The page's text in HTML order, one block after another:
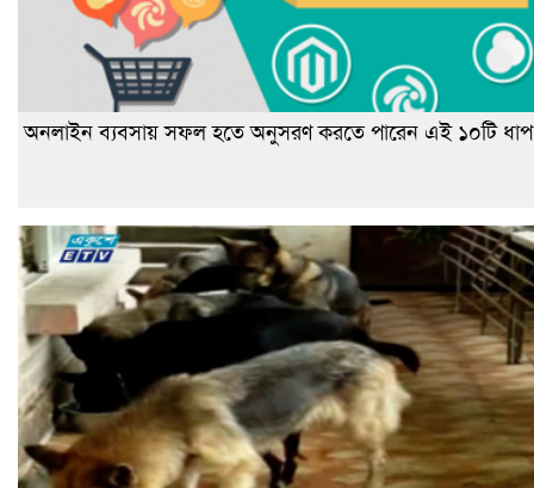
অনলাইন ব্যবসায় সফল হতে অনুসরণ করতে পারেন এই ১০টি ধাপ